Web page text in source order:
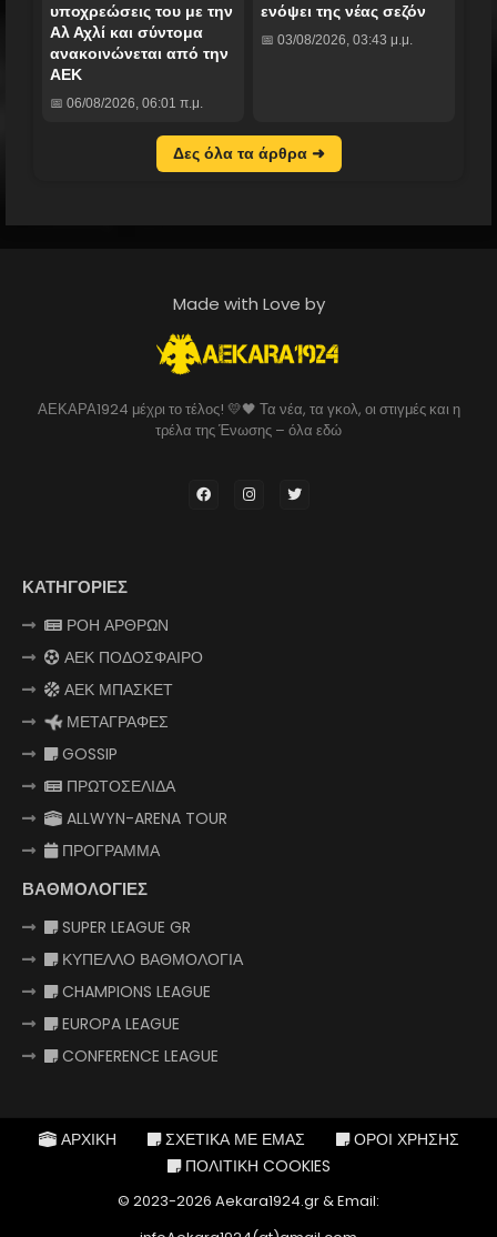
υποχρεώσεις του με την
Αλ Αχλί και σύντομα
ανακοινώνεται από την
ΑΕΚ
📅 06/08/2026, 06:01 π.μ.
ενόψει της νέας σεζόν
📅 03/08/2026, 03:43 μ.μ.
Δες όλα τα άρθρα ➜
Made with Love by
ΑΕΚΑΡΑ1924 μέχρι το τέλος! 💛🖤 Τα νέα, τα γκολ, οι στιγμές και η
τρέλα της Ένωσης – όλα εδώ
ΚΑΤΗΓΟΡΙΕΣ
ΡΟΗ ΑΡΘΡΩΝ
ΑΕΚ ΠΟΔΟΣΦΑΙΡΟ
ΑΕΚ ΜΠΑΣΚΕΤ
ΜΕΤΑΓΡΑΦΕΣ
GOSSIP
ΠΡΩΤΟΣΕΛΙΔΑ
ALLWYN-ARENA TOUR
ΠΡΟΓΡΑΜΜΑ
ΒΑΘΜΟΛΟΓΙΕΣ
SUPER LEAGUE GR
ΚΥΠΕΛΛΟ ΒΑΘΜΟΛΟΓΙΑ
CHAMPIONS LEAGUE
EUROPA LEAGUE
CONFERENCE LEAGUE
ΑΡΧΙΚΗ ΣΧΕΤΙΚΑ ΜΕ ΕΜΑΣ
ΟΡΟΙ ΧΡΗΣΗΣ
ΠΟΛΙΤΙΚΗ COOKIES
© 2023-2026 Aekara1924.gr & Email: